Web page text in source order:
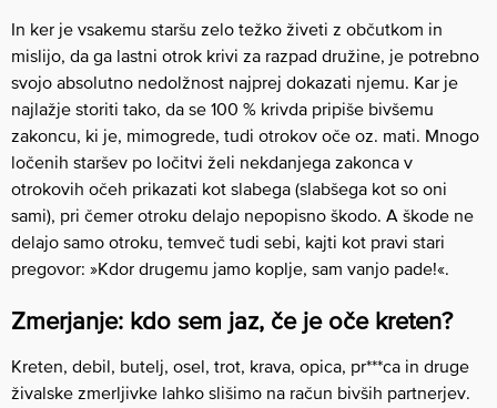
In ker je vsakemu staršu zelo težko živeti z občutkom in
mislijo, da ga lastni otrok krivi za razpad družine, je potrebno
svojo absolutno nedolžnost najprej dokazati njemu. Kar je
najlažje storiti tako, da se 100 % krivda pripiše bivšemu
zakoncu, ki je, mimogrede, tudi otrokov oče oz. mati. Mnogo
ločenih staršev po ločitvi želi nekdanjega zakonca v
otrokovih očeh prikazati kot slabega (slabšega kot so oni
sami), pri čemer otroku delajo nepopisno škodo. A škode ne
delajo samo otroku, temveč tudi sebi, kajti kot pravi stari
pregovor: »Kdor drugemu jamo koplje, sam vanjo pade!«.
Zmerjanje: kdo sem jaz, če je oče kreten?
Kreten, debil, butelj, osel, trot, krava, opica, pr***ca in druge
živalske zmerljivke lahko slišimo na račun bivših partnerjev.